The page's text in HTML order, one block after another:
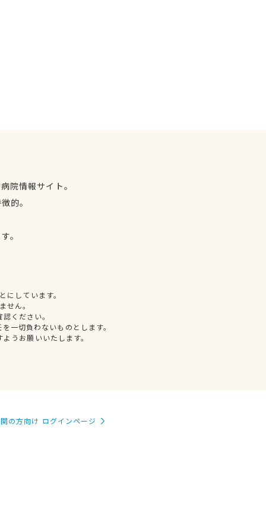
院情報サイト。
的。
。
しています。
せん。
ください。
一切負わないものとします。
うお願いいたします。
の方向け ログインページ